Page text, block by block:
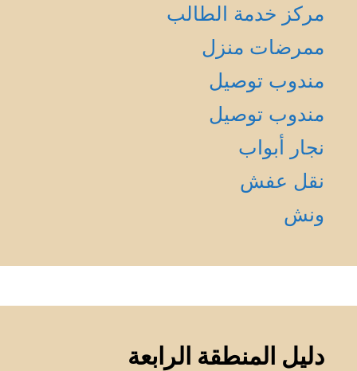
مركز خدمة الطالب
ممرضات منزل
مندوب توصيل
مندوب توصيل
نجار أبواب
نقل عفش
ونش
دليل المنطقة الرابعة